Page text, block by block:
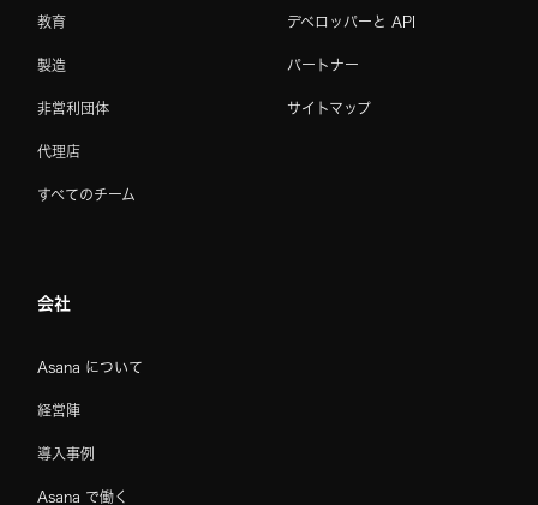
教育
製造
非営利団体
代理店
すべてのチーム
デベロッパーと API
パートナー
サイトマップ
会社
Asana について
経営陣
導入事例
Asana で働く